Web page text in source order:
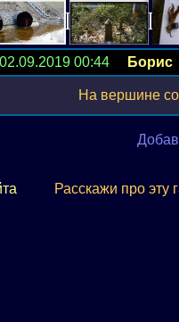
02.09.2019 00:44 Борис
На вершине
Расскажи про эту